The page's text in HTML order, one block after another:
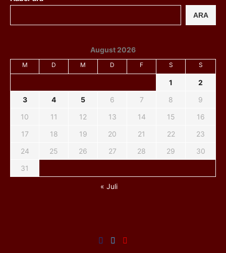
ARA
August 2026
M D M D F S S
1
2
3
4 5 6 7 8
9
10
11 12 13 14 15
16
17
18 19 20 21 22
23
24
25 26 27 28 29
30
31
« Juli